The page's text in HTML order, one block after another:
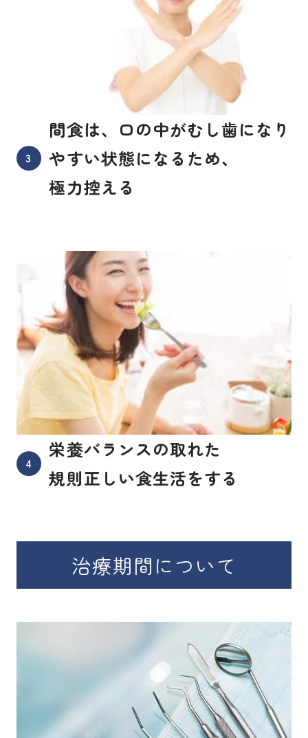
間食は、口の中がむし歯になり
やすい状態になるため、
極力控える
栄養バランスの取れた
規則正しい食生活をする
治療期間について